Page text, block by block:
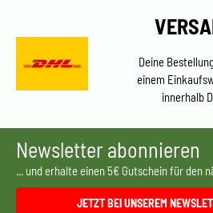
Deine
einem
innerhalb
Newsletter abonnieren
... und erhalte einen 5€ Gutschein für den
JETZT BEI UNSEREM